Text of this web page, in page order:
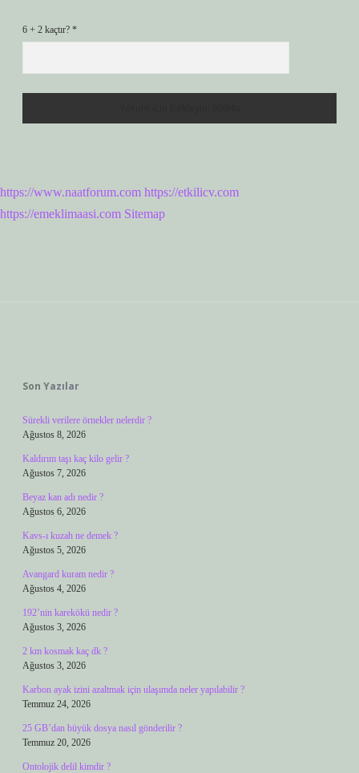
6 + 2 kaçtır? *
https://www.naatforum.com https://etkilicv.com
https://emeklimaasi.com Sitemap
Son Yazılar
Sürekli verilere örnekler nelerdir ?
Ağustos 8, 2026
Kaldırım taşı kaç kilo gelir ?
Ağustos 7, 2026
Beyaz kan adı nedir ?
Ağustos 6, 2026
Kavs-ı kuzah ne demek ?
Ağustos 5, 2026
Avangard kuram nedir ?
Ağustos 4, 2026
192’nin karekökü nedir ?
Ağustos 3, 2026
2 km kosmak kaç dk ?
Ağustos 3, 2026
Karbon ayak izini azaltmak için ulaşımda neler yapılabilir ?
Temmuz 24, 2026
25 GB’dan büyük dosya nasıl gönderilir ?
Temmuz 20, 2026
Ontolojik delil kimdir ?